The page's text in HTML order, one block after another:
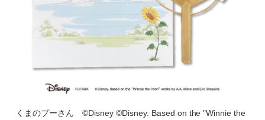
くまのプーさん ©Disney ©Disney. Based on the "Winnie the